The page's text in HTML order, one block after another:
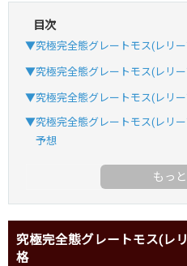
目次
▼究極完全態グレートモス(レリ
▼究極完全態グレートモス(レリ
▼究極完全態グレートモス(レリ
▼究極完全態グレートモス(レリ
予想
究極完全態グレートモス(レ
格